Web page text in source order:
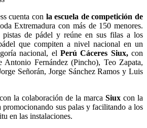
cuenta con la escuela de competición de
Extremadura con más de 150 menores.
pistas de pádel y reúne en sus filas a los
que compiten a nivel nacional en un
nacional, el Perú Cáceres Siux,con
Antonio Fernández (Pincho), Teo Zapata,
Señorán, Jorge Sánchez Ramos y Luis
la colaboración de la marca Siux con la
promocionando sus palas y facilitando a los
en las instalaciones.